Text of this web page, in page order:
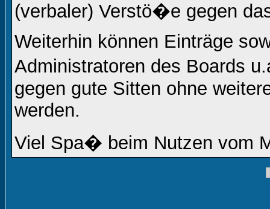
(verbaler) Verstö�e gegen
Weiterhin können Einträge
Administratoren des Boards
gegen gute Sitten ohne
werden.
Viel Spa� beim Nutzen vom